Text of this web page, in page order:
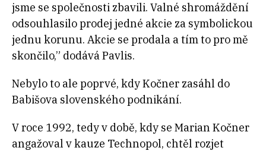
jsme se společnosti zbavili. Valné shromáždění
odsouhlasilo prodej jedné akcie za symbolickou
jednu korunu. Akcie se prodala a tím to pro mě
skončilo,” dodává Pavlis.
Nebylo to ale poprvé, kdy Kočner zasáhl do
Babišova slovenského podnikání.
V roce 1992, tedy v době, kdy se Marian Kočner
angažoval v kauze Technopol, chtěl rozjet